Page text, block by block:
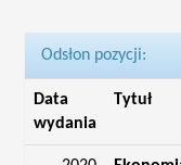
Odsłon pozycji:
Data
wydania
Tytuł